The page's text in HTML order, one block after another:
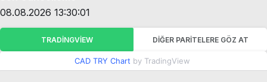
08.08.2026 13:30:01
TRADINGVIEW DIĞER PARITELERE GÖZ AT
CAD TRY Chart by TradingView